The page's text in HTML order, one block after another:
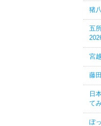
猪
五
宮
藤
日
て
ぽ